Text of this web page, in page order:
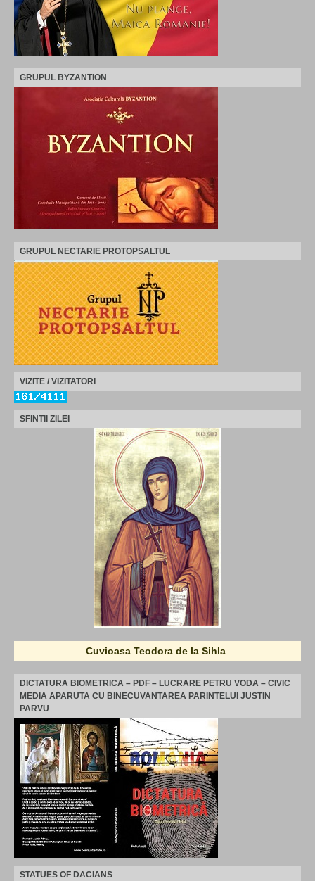
GRUPUL BYZANTION
GRUPUL NECTARIE PROTOPSALTUL
VIZITE / VIZITATORI
SFINTII ZILEI
Cuvioasa Teodora de la Sihla
DICTATURA BIOMETRICA – PDF – LUCRARE PETRU VODA – CIVIC
MEDIA APARUTA CU BINECUVANTAREA PARINTELUI JUSTIN
PARVU
STATUES OF DACIANS